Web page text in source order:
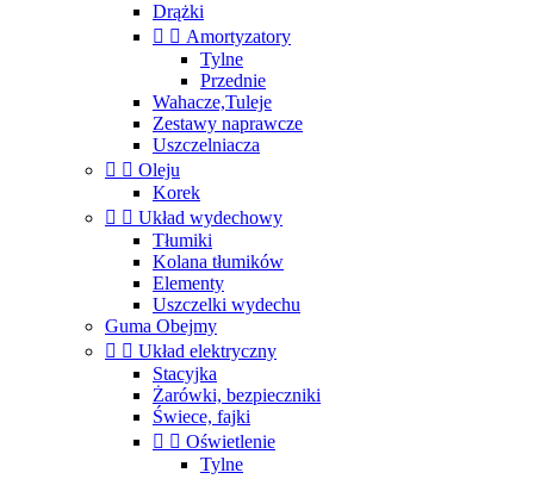
Drążki
  Amortyzatory
Tylne
Przednie
Wahacze,Tuleje
Zestawy naprawcze
Uszczelniacza
  Oleju
Korek
  Układ wydechowy
Tłumiki
Kolana tłumików
Elementy
Uszczelki wydechu
Guma Obejmy
  Układ elektryczny
Stacyjka
Żarówki, bezpieczniki
Świece, fajki
  Oświetlenie
Tylne